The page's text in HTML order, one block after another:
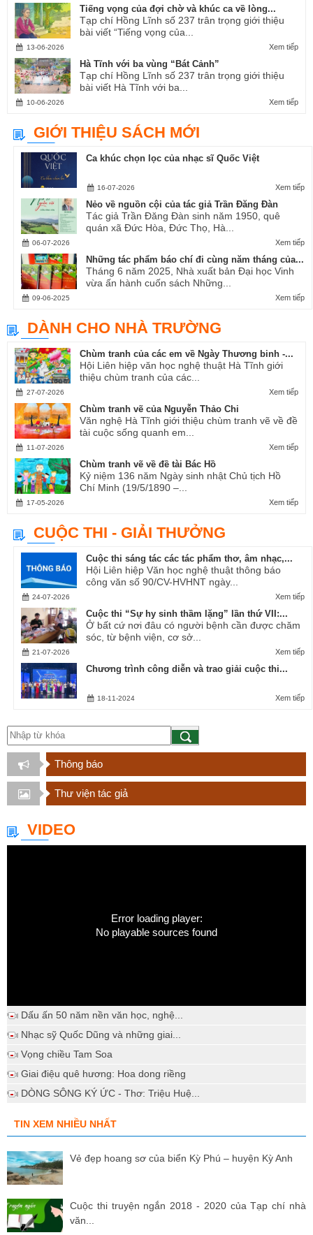
Tiếng vọng của đợi chờ và khúc ca về lòng...
Tạp chí Hồng Lĩnh số 237 trân trọng giới thiệu
bài viết “Tiếng vọng của...
Xem tiếp
13-06-2026
Hà Tĩnh với ba vùng “Bát Cảnh”
Tạp chí Hồng Lĩnh số 237 trân trọng giới thiệu
bài viết Hà Tĩnh với ba...
Xem tiếp
10-06-2026
GIỚI THIỆU SÁCH MỚI
Ca khúc chọn lọc của nhạc sĩ Quốc Việt
Xem tiếp
16-07-2026
Nẻo về nguồn cội của tác giả Trần Đăng Đàn
Tác giả Trần Đăng Đàn sinh năm 1950, quê
quán xã Đức Hòa, Đức Thọ, Hà...
Xem tiếp
06-07-2026
Những tác phẩm báo chí đi cùng năm tháng của...
Tháng 6 năm 2025, Nhà xuất bản Đại học Vinh
vừa ấn hành cuốn sách Những...
Xem tiếp
09-06-2025
DÀNH CHO NHÀ TRƯỜNG
Chùm tranh của các em về Ngày Thương binh -...
Hội Liên hiệp văn học nghệ thuật Hà Tĩnh giới
thiệu chùm tranh của các...
Xem tiếp
27-07-2026
Chùm tranh vẽ của Nguyễn Thảo Chi
Văn nghệ Hà Tĩnh giới thiệu chùm tranh vẽ về đề
tài cuộc sống quanh em...
Xem tiếp
11-07-2026
Chùm tranh vẽ về đề tài Bác Hồ
Kỷ niệm 136 năm Ngày sinh nhật Chủ tịch Hồ
Chí Minh (19/5/1890 –...
Xem tiếp
17-05-2026
CUỘC THI - GIẢI THƯỞNG
Cuộc thi sáng tác các tác phẩm thơ, âm nhạc,...
Hội Liên hiệp Văn học nghệ thuật thông báo
công văn số 90/CV-HVHNT ngày...
Xem tiếp
24-07-2026
Cuộc thi “Sự hy sinh thầm lặng” lần thứ VII:...
Ở bất cứ nơi đâu có người bệnh cần được chăm
sóc, từ bệnh viện, cơ sở...
Xem tiếp
21-07-2026
Chương trình công diễn và trao giải cuộc thi...
Xem tiếp
18-11-2024
Thông báo
Thư viện tác giả
VIDEO
Error loading player:
No playable sources found
Dấu ấn 50 năm nền văn học, nghệ...
Nhạc sỹ Quốc Dũng và những giai...
Vọng chiều Tam Soa
Giai điệu quê hương: Hoa dong riềng
DÒNG SÔNG KÝ ỨC - Thơ: Triệu Huệ...
TIN XEM NHIỀU NHẤT
Vẻ đẹp hoang sơ của biển Kỳ Phú – huyện Kỳ Anh
Cuộc thi truyện ngắn 2018 - 2020 của Tạp chí nhà
văn...